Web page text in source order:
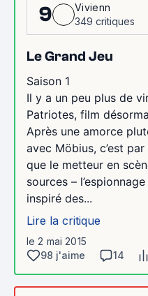
9
Vivienn
349 critiques
Le Grand Jeu
Saison 1
Il y a un peu plus de
Patriotes, film
Après une amorce
avec Möbius, c’est
que le metteur en
sources –
inspiré des...
Lire la critique
le 2 mai 2015
98 j'aime
14